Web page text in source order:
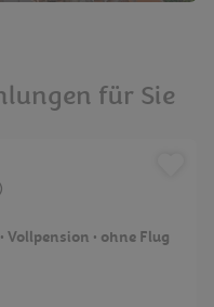
für Sie
Vollpension • ohne Flug